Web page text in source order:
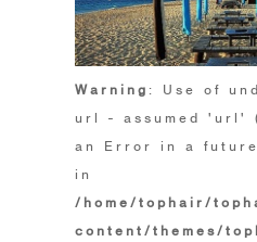
Warning : Use of
url - assumed 'url'
an Error in a
in
/home/tophair/
content/themes/